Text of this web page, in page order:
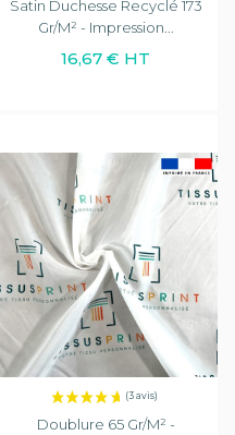
Satin Duchesse Recyclé 173
Gr/m² - Impression...
16,67 € HT
Doublure 65 Gr/m² -